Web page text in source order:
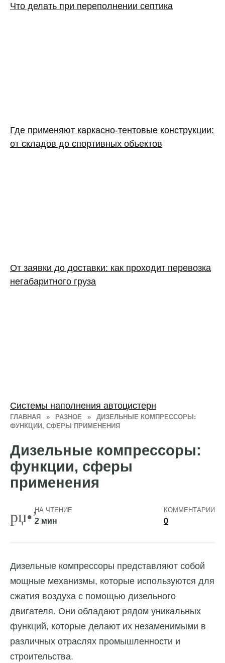
ГЛАВНАЯ » РАЗНОЕ »
ДИЗЕЛЬНЫЕ КОМПРЕССОРЫ:
ФУНКЦИИ, СФЕРЫ ПРИМЕНЕНИЯ
Дизельные компрессоры:
функции, сферы
применения
НА ЧТЕНИЕ
2 мин
КОММЕНТАРИИ
0
Дизельные компрессоры представляют собой
мощные механизмы, которые используются для
сжатия воздуха с помощью дизельного
двигателя. Они обладают рядом уникальных
функций, которые делают их незаменимыми в
различных отраслях промышленности и
строительства.
Что делать при переполнении септика
Где применяют каркасно‑тентовые конструкции:
от складов до спортивных объектов
От заявки до доставки: как проходит перевозка
негабаритного груза
Системы наполнения автоцистерн